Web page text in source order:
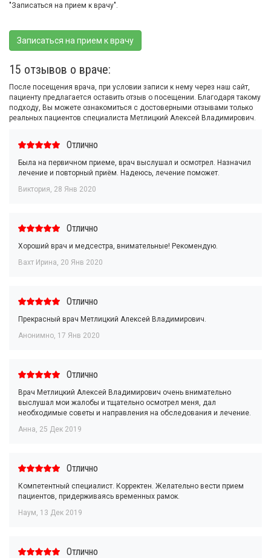
"Записаться на прием к врачу".
Записаться на прием к врачу
15 отзывов о враче:
После посещения врача, при условии записи к нему через наш сайт,
пациенту предлагается оставить отзыв о посещении. Благодаря такому
подходу, Вы можете ознакомиться с достоверными отзывами только
реальных пациентов специалиста Метлицкий Алексей Владимирович.
Отлично
Была на первичном приеме, врач выслушал и осмотрел. Назначил
лечение и повторный приём. Надеюсь, лечение поможет.
Виктория, 28 Янв 2020
Отлично
Хороший врач и медсестра, внимательные! Рекомендую.
Вахт Ирина, 20 Янв 2020
Отлично
Прекрасный врач Метлицкий Алексей Владимирович.
Анонимно, 17 Янв 2020
Отлично
Врач Метлицкий Алексей Владимирович очень внимательно
выслушал мои жалобы и тщательно осмотрел меня, дал
необходимые советы и направления на обследования и лечение.
Анна, 25 Дек 2019
Отлично
Компетентный специалист. Корректен. Желательно вести прием
пациентов, придерживаясь временных рамок.
Наум, 13 Дек 2019
Отлично